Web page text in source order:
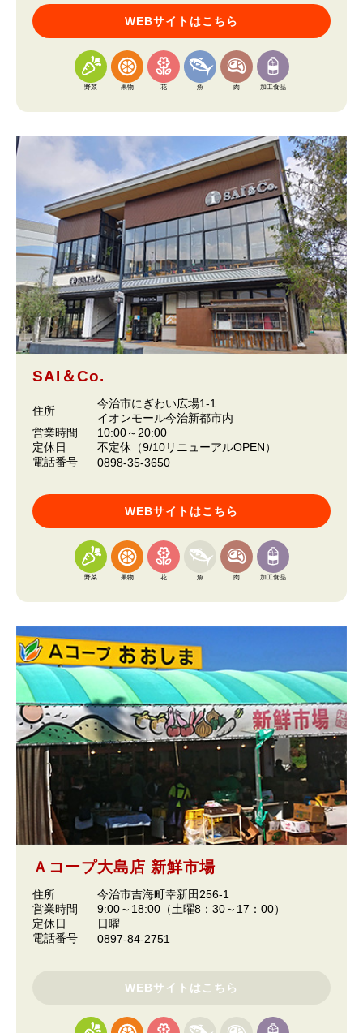
WEBサイトはこちら
野菜 果物 花 魚 肉 加工食品
SAI＆Co.
住所
今治市にぎわい広場1-1
イオンモール今治新都市内
営業時間
10:00～20:00
定休日
不定休（9/10リニューアルOPEN）
電話番号
0898-35-3650
WEBサイトはこちら
野菜 果物 花 魚 肉 加工食品
Ａコープ大島店 新鮮市場
住所
今治市吉海町幸新田256-1
営業時間
9:00～18:00（土曜8：30～17：00）
定休日
日曜
電話番号
0897-84-2751
WEBサイトはこちら